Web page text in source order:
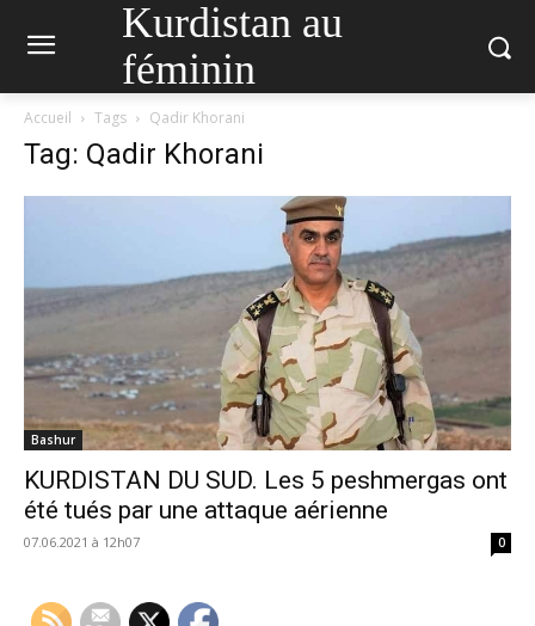
Kurdistan au
féminin
Accueil Tags Qadir Khorani
Tag: Qadir Khorani
Bashur
KURDISTAN DU SUD. Les 5 peshmergas ont
été tués par une attaque aérienne
07.06.2021 à 12h07 0